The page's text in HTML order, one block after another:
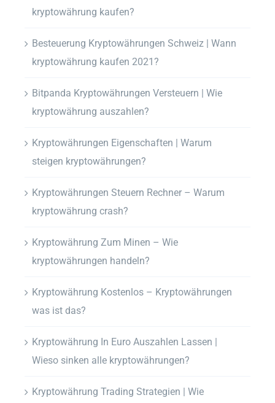
kryptowährung kaufen?
Besteuerung Kryptowährungen Schweiz | Wann
kryptowährung kaufen 2021?
Bitpanda Kryptowährungen Versteuern | Wie
kryptowährung auszahlen?
Kryptowährungen Eigenschaften | Warum
steigen kryptowährungen?
Kryptowährungen Steuern Rechner – Warum
kryptowährung crash?
Kryptowährung Zum Minen – Wie
kryptowährungen handeln?
Kryptowährung Kostenlos – Kryptowährungen
was ist das?
Kryptowährung In Euro Auszahlen Lassen |
Wieso sinken alle kryptowährungen?
Kryptowährung Trading Strategien | Wie